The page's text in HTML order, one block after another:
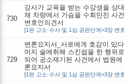
730
강사가 교육을 받는 수강생을 상
채 차량에서 가슴을 수회만진 사
변호인의견서
[1편 고소·수사 및 1심 공판단계>3장 변
729
변론요지서_서로에게 호감이 있
머지 술에취해 스킨쉽을 한 행위
되어 공소제기된 사건에서 법원에
론요지서
[1편 고소·수사 및 1심 공판단계>3장 변